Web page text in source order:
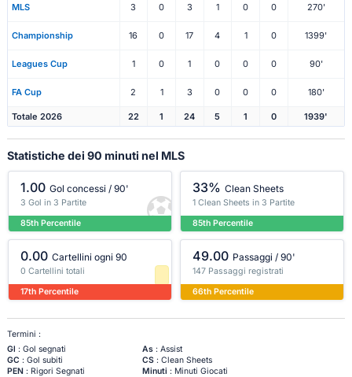
MLS 3 0 3 1 0 0 270'
Championship 16 0 17 4 1 0 1399'
Leagues Cup 1 0 1 0 0 0 90'
FA Cup 2 1 3 0 0 0 180'
Totale 2026 22 1 24 5 1 0 1939'
Statistiche dei 90 minuti nel MLS
1.00 Gol concessi / 90'
3 Gol in 3 Partite
85th Percentile
33% Clean Sheets
1 Clean Sheets in 3 Partite
85th Percentile
0.00 Cartellini ogni 90
0 Cartellini totali
17th Percentile
49.00 Passaggi / 90'
147 Passaggi registrati
66th Percentile
Termini :
Gl : Gol segnati As: Assist
GC : Gol subiti CS: Clean Sheets
PEN: Rigori Segnati Minuti : Minuti Giocati